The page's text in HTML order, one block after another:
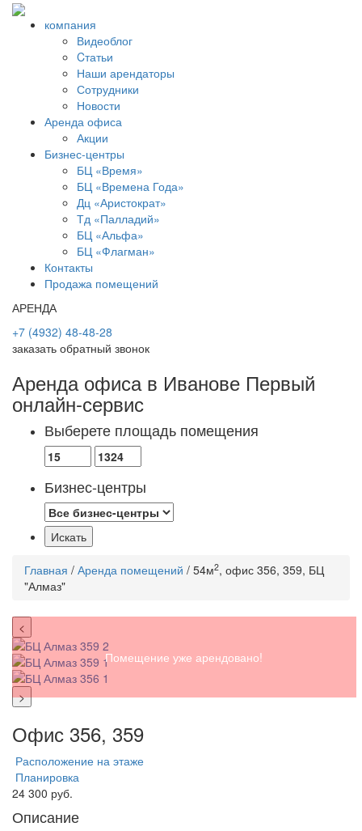
компания
Видеоблог
Cтатьи
Наши арендаторы
Сотрудники
Новости
Аренда офиса
Акции
Бизнес-центры
БЦ «Время»
БЦ «Времена Года»
Дц «Аристократ»
Тд «Палладий»
БЦ «Альфа»
БЦ «Флагман»
Контакты
Продажа помещений
АРЕНДА
+7 (4932) 48-48-28
заказать обратный звонок
Аренда офиса в Иванове Первый
онлайн-сервис
Выберете площадь помещения
Бизнес-центры
Главная / Аренда помещений / 54м2, офис 356, 359, БЦ
"Алмаз"
Помещение уже арендовано!
<
>
Офис 356, 359
Расположение на этаже
Планировка
24 300 руб.
Описание